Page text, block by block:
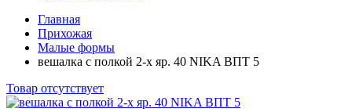
Главная
Прихожая
Малые формы
вешалка с полкой 2-х яр. 40 NIKA ВПТ 5
Товар отсутствует